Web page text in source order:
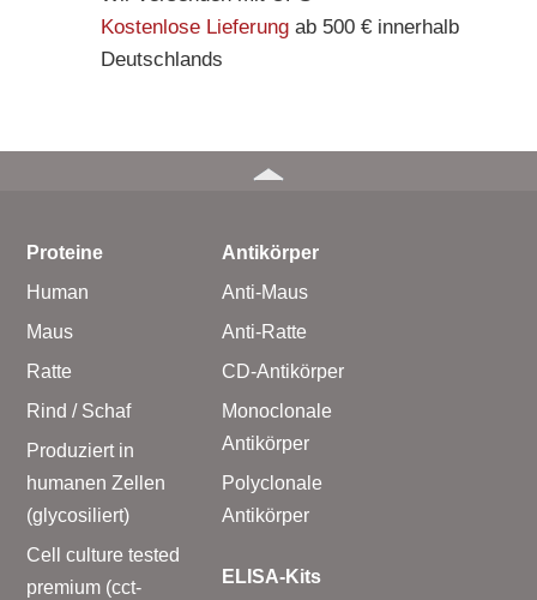
Kostenlose Lieferungab 500 € innerhalb
Deutschlands
Proteine
Human
Maus
Ratte
Rind / Schaf
Produziert in
humanen Zellen
(glycosiliert)
Cell culture tested
premium (cct-
Antikörper
Anti-Maus
Anti-Ratte
CD-Antikörper
Monoclonale
Antikörper
Polyclonale
Antikörper
ELISA-Kits